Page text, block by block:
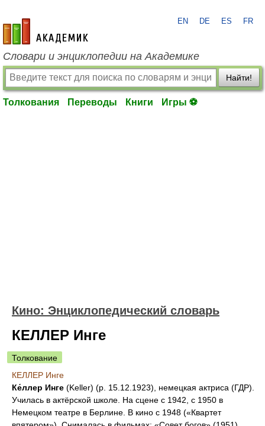
academic.ru
EN DE ES FR
Словари и энциклопедии на Академике
Найти!
Толкования Переводы Книги Игры ⚽
Кино: Энциклопедический словарь
КЕЛЛЕР Инге
Толкование
КЕЛЛЕР Инге
Ке́ллер Инге (Keller) (р. 15.12.1923), немецкая актриса (ГДР).
Училась в актёрской школе. На сцене с 1942, с 1950 в
Немецком театре в Берлине. В кино с 1948 («Квартет